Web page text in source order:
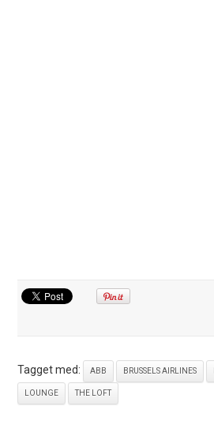
Tagget med: ABB BRUSSELS AIRLINES
LOUNGE THE LOFT